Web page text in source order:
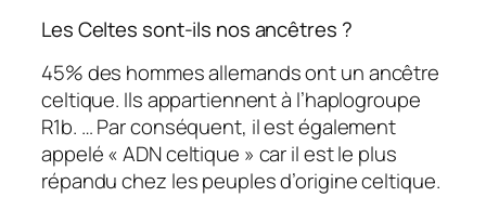
Les Celtes sont-ils nos ancêtres ?
45% des hommes allemands ont un ancêtre
celtique. Ils appartiennent à l’haplogroupe
R1b. … Par conséquent, il est également
appelé « ADN celtique » car il est le plus
répandu chez les peuples d’origine celtique.